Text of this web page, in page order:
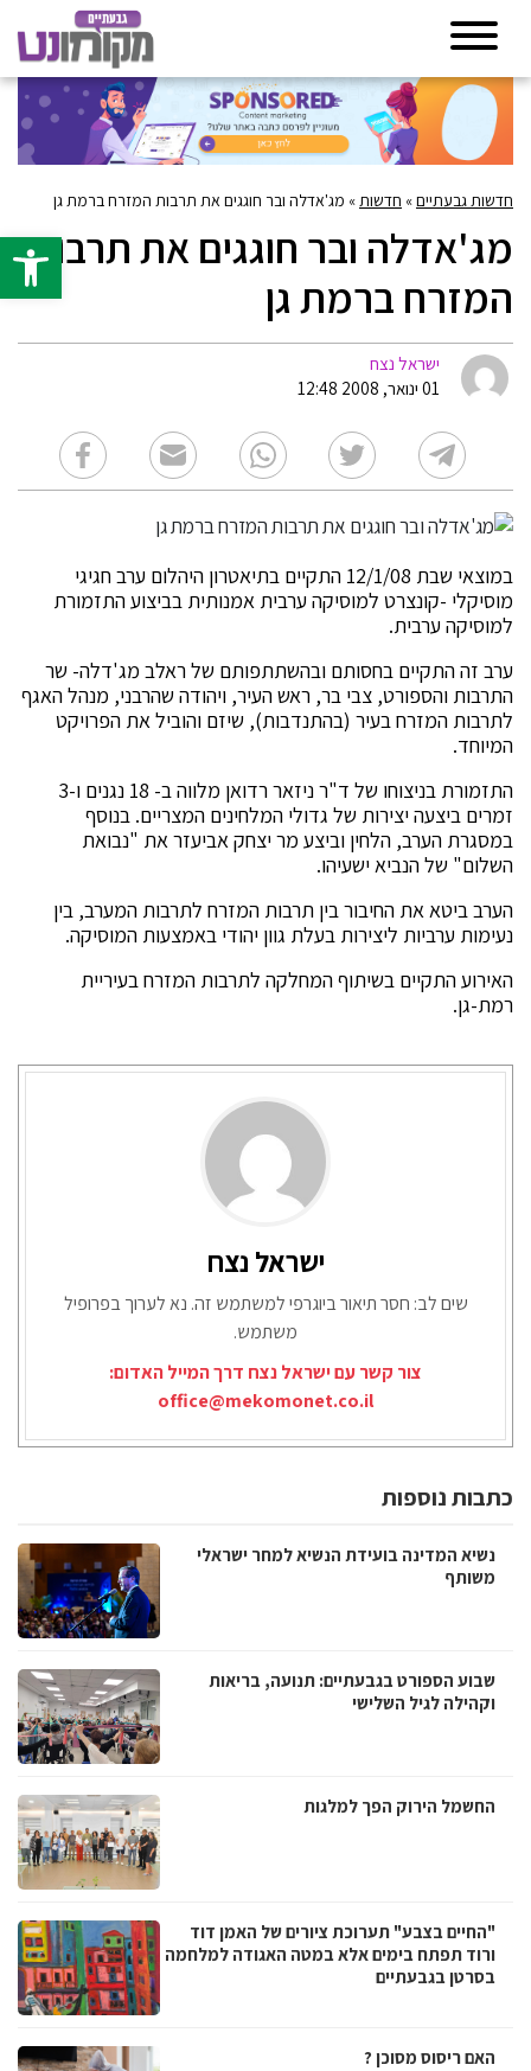
פתח
חדשות גבעתיים» חדשות » מג'אדלה ובר חוגגים את תרבות המזרח ברמת גן
מג'אדלה ובר חוגגים את תרבות
המזרח ברמת גן
ישראל נצח
01 ינואר, 2008 12:48
במוצאי שבת 12/1/08 התקיים בתיאטרון היהלום ערב חגיגי
מוסיקלי -קונצרט למוסיקה ערבית אמנותית בביצוע התזמורת
למוסיקה ערבית.
ערב זה התקיים בחסותם ובהשתתפותם של ראלב מג'דלה- שר
התרבות והספורט, צבי בר, ראש העיר, ויהודה שהרבני, מנהל האגף
לתרבות המזרח בעיר (בהתנדבות), שיזם והוביל את הפרויקט
המיוחד.
התזמורת בניצוחו של ד"ר ניזאר רדואן מלווה ב- 18 נגנים ו-3
זמרים ביצעה יצירות של גדולי המלחינים המצריים. בנוסף
במסגרת הערב, הלחין וביצע מר יצחק אביעזר את "נבואת
השלום" של הנביא ישעיהו.
הערב ביטא את החיבור בין תרבות המזרח לתרבות המערב, בין
נעימות ערביות ליצירות בעלת גוון יהודי באמצעות המוסיקה.
האירוע התקיים בשיתוף המחלקה לתרבות המזרח בעיריית
רמת-גן.
ישראל נצח
שים לב: חסר תיאור ביוגרפי למשתמש זה. נא לערוך בפרופיל
משתמש.
צור קשר עם ישראל נצח דרך המייל האדום:
office@mekomonet.co.il
כתבות נוספות
נשיא המדינה בועידת הנשיא למחר ישראלי
משותף
שבוע הספורט בגבעתיים: תנועה, בריאות
וקהילה לגיל השלישי
החשמל הירוק הפך למלגות
"החיים בצבע" תערוכת ציורים של האמן דוד
ורוד תפתח בימים אלא במטה האגודה למלחמה
בסרטן בגבעתיים
האם ריסוס מסוכן ?